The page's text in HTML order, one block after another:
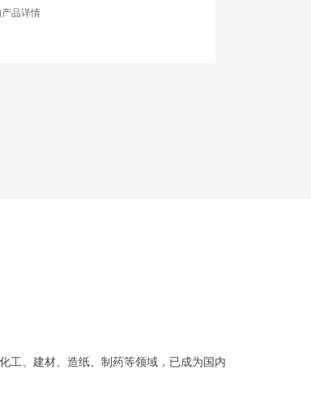
品详情
工、建材、造纸、制药等领域，已成为国内